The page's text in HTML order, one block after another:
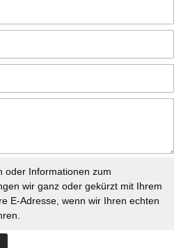
oder Informationen zum
wir ganz oder gekürzt mit Ihrem
E-Adresse, wenn wir Ihren echten